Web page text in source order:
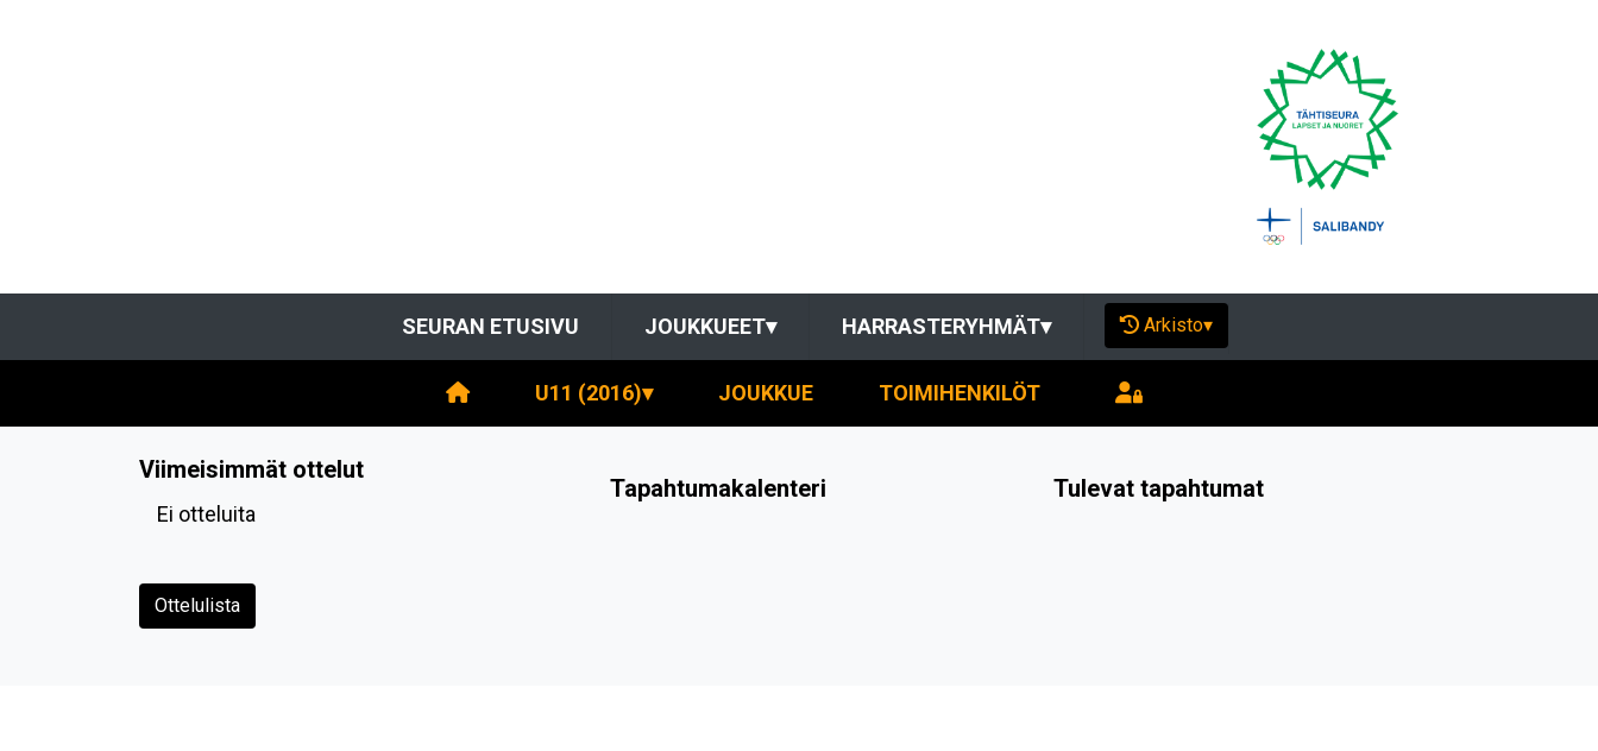
SEURAN ETUSIVU JOUKKUEET▾ HARRASTERYHMÄT▾ Arkisto▾
U11 (2016)▾ JOUKKUE TOIMIHENKILÖT
Viimeisimmät ottelut
Ei otteluita
Ottelulista
Tapahtumakalenteri Tulevat tapahtumat